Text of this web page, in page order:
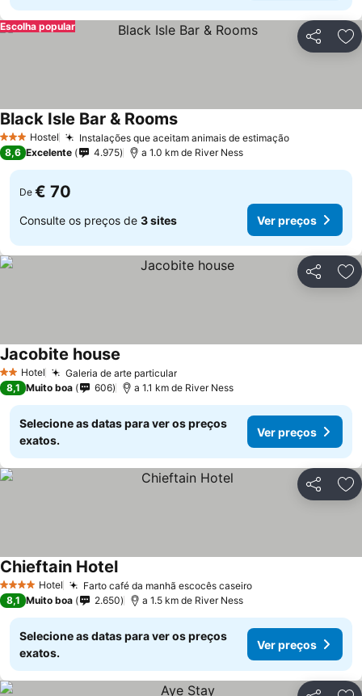
Partilhar
Escolha popular
3 EstrelasHostel Instalações que aceitam animais de estimação
Black Isle Bar & Rooms
8,6 Excelente 4.975 a 1.0 km de River Ness
De € 70
Consulte os preços de 3 sites Ver preços
Partilhar
2 Estrelas
Hotel Galeria de arte particular
Jacobite house
8,1 Muito boa 606 a 1.1 km de River Ness
Selecione as datas para ver os preços
exatos.
Ver preços
Partilhar
4 EstrelasHotel Farto café da manhã escocês caseiro
Chieftain Hotel
8,1 Muito boa 2.650 a 1.5 km de River Ness
Selecione as datas para ver os preços
exatos.
Ver preços